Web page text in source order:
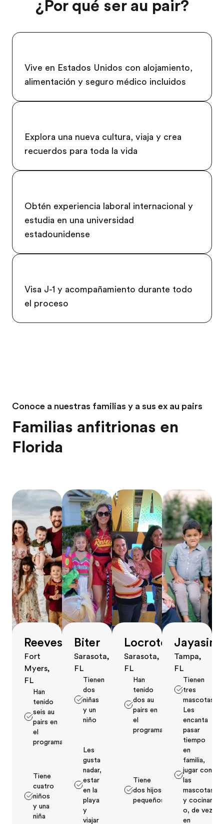
¿Por qué ser au pair?
Vive en Estados Unidos con alojamiento,
alimentación y seguro médico incluidos
Explora una nueva cultura, viaja y crea
recuerdos para toda la vida
Obtén experiencia laboral internacional y
estudia en una universidad
estadounidense
Visa J-1 y acompañamiento durante todo
el proceso
Conoce a nuestras familias y a sus ex au pairs
Familias anfitrionas en
Florida
Reeves
Fort
Myers,
FL
Han
tenido
seis au
pairs en
el
programa
Tiene
cuatro
niños
y una
niña
Biter
Sarasota,
FL
Tienen
dos
niñas
y un
niño
Les
gusta
nadar,
estar
en la
playa
y
viajar
Locrotondo
Sarasota,
FL
Han
tenido
dos au
pairs en
el
programa
Tiene
dos hijos
pequeños
Tampa,
FL
Tienen
tres
mascotas
Les
encanta
pasar
tiempo
en
familia,
jugar con
las
mascotas
y cocinar
o, de vez
en